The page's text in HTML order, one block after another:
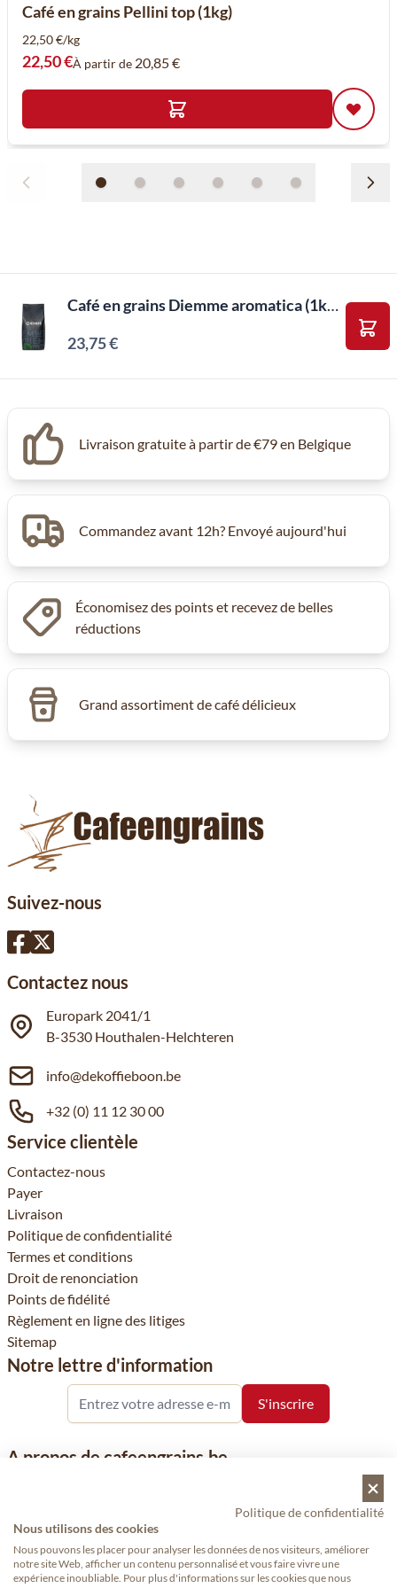
Café en grains Pellini top (1kg)
22,50 €/kg
22,50 €À partir de 20,85 €
Café en grains Diemme aromatica (1kg)
23,75 €
Livraison gratuite à partir de €79 en Belgique
Commandez avant 12h? Envoyé aujourd'hui
Économisez des points et recevez de belles
réductions
Grand assortiment de café délicieux
Suivez-nous
Contactez nous
Europark 2041/1
B-3530 Houthalen-Helchteren
info@dekoffieboon.be
+32 (0) 11 12 30 00
Service clientèle
Contactez-nous
Payer
Livraison
Politique de confidentialité
Termes et conditions
Droit de renonciation
Points de fidélité
Règlement en ligne des litiges
Sitemap
Notre lettre d'information
A propos de cafeengrains.be
concentre sur la vente de produits à base de café, de renommée
nationale et internationale, tels que le café, les grains de café, le
café moulu et les dosettes de café, garants de qualité.
Politique de confidentialité
Nous utilisons des cookies
Nous pouvons les placer pour analyser les données de nos visiteurs, améliorer
notre site Web, afficher un contenu personnalisé et vous faire vivre une
expérience inoubliable. Pour plus d'informations sur les cookies que nous